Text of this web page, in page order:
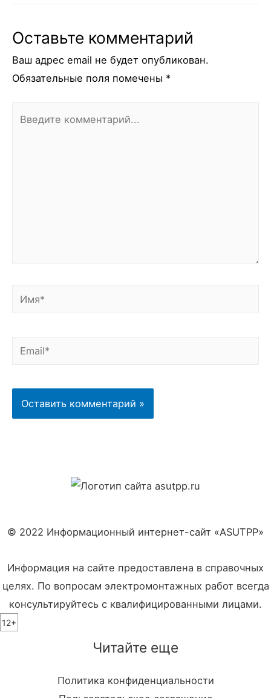
Оставьте комментарий
Ваш адрес email не будет опубликован.
Обязательные поля помечены *
Имя*
Email*
© 2022 Информационный интернет-сайт «ASUTPP»
Информация на сайте предоставлена в справочных
целях. По вопросам электромонтажных работ всегда
консультируйтесь с квалифицированными лицами.
12+
Читайте еще
Политика конфиденциальности